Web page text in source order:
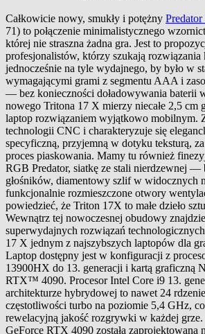
Całkowicie nowy, smukły i potężny
71) to połączenie minimalistycznego
której nie straszna żadna gra. Jest to
profesjonalistów, którzy szukają rozwiązania
jednocześnie na tyle wydajnego, by było w
wymagającymi grami z segmentu AAA i
— bez konieczności doładowywania baterii
nowego Tritona 17 X mierzy niecałe 2,5 cm
laptop rozwiązaniem wyjątkowo mobilnym.
technologii CNC i charakteryzuje się
specyficzną, przyjemną w dotyku teksturą,
proces piaskowania. Mamy tu również
RGB Predator, siatkę ze stali nierdzewnej —
głośników, diamentowy szlif w widocznych
funkcjonalnie rozmieszczone otwory
powiedzieć, że Triton 17X to małe dzieło
Wewnątrz tej nowoczesnej obudowy
superwydajnych rozwiązań
17 X jednym z najszybszych laptopów dla
Laptop dostępny jest w konfiguracji z
13900HX do 13. generacji i kartą graficzną
RTX™ 4090. Procesor Intel Core i9 13.
architekturze hybrydowej to nawet 24
częstotliwości turbo na poziomie 5,4 GHz, co
rewelacyjną jakość rozgrywki w każdej
GeForce RTX 4090 została zaprojektowana